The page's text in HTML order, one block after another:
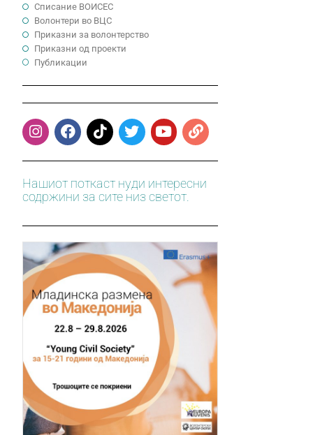
Cписание ВОИСЕС
Волонтери во ВЦС
Приказни за волонтерство
Приказни од проекти
Публикации
Нашиот поткаст нуди интересни
содржини за сите низ светот.